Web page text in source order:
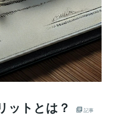
ットとは？ 記事